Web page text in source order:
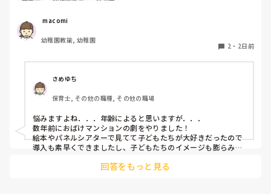
ひ教えてほしいです！
macomi
幼稚園教諭, 幼稚園
2 ・ 2日前
さめゆち
保育士, その他の職種, その他の職場
悩みますよね．．．年齢によると思いますが．．．
数年前におばけマンションの劇をやりました！
絵本やパネルシアターで見てて子どもたちが大好きだったので
導入も素早くできましたし、子どもたちのイメージも膨らみや
回答をもっと見る